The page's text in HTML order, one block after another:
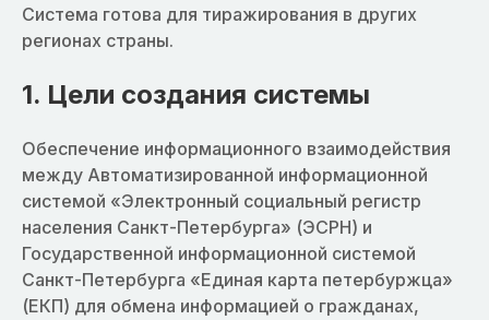
Система готова для тиражирования в других
регионах страны.
1. Цели создания системы
Обеспечение информационного взаимодействия
между Автоматизированной информационной
системой «Электронный социальный регистр
населения Санкт-Петербурга» (ЭСРН) и
Государственной информационной системой
Санкт-Петербурга «Единая карта петербуржца»
(ЕКП) для обмена информацией о гражданах,